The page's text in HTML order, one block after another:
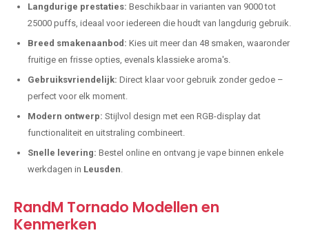
Langdurige prestaties: Beschikbaar in varianten van 9000 tot
25000 puffs, ideaal voor iedereen die houdt van langdurig gebruik.
Breed smakenaanbod: Kies uit meer dan 48 smaken, waaronder
fruitige en frisse opties, evenals klassieke aroma's.
Gebruiksvriendelijk: Direct klaar voor gebruik zonder gedoe –
perfect voor elk moment.
Modern ontwerp: Stijlvol design met een RGB-display dat
functionaliteit en uitstraling combineert.
Snelle levering: Bestel online en ontvang je vape binnen enkele
werkdagen in Leusden
RandM Tornado Modellen en
Kenmerken